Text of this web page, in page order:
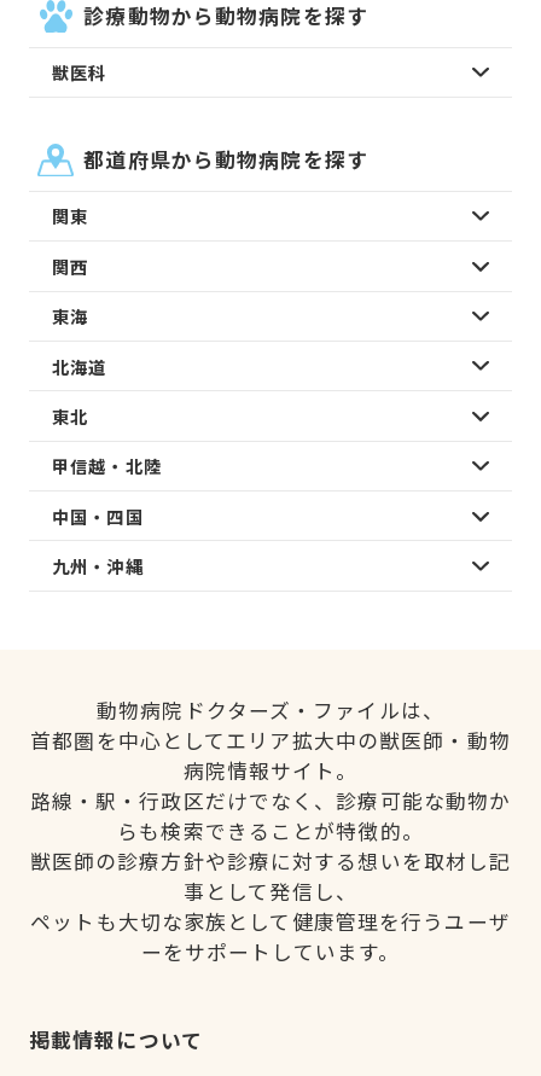
診療動物から動物病院を探す
獣医科
都道府県から動物病院を探す
関東
関西
東海
北海道
東北
甲信越・北陸
中国・四国
九州・沖縄
動物病院ドクターズ・ファイルは、
首都圏を中心としてエリア拡大中の獣医師・動物
病院情報サイト。
路線・駅・行政区だけでなく、診療可能な動物か
らも検索できることが特徴的。
獣医師の診療方針や診療に対する想いを取材し記
事として発信し、
ペットも大切な家族として健康管理を行うユーザ
ーをサポートしています。
掲載情報について